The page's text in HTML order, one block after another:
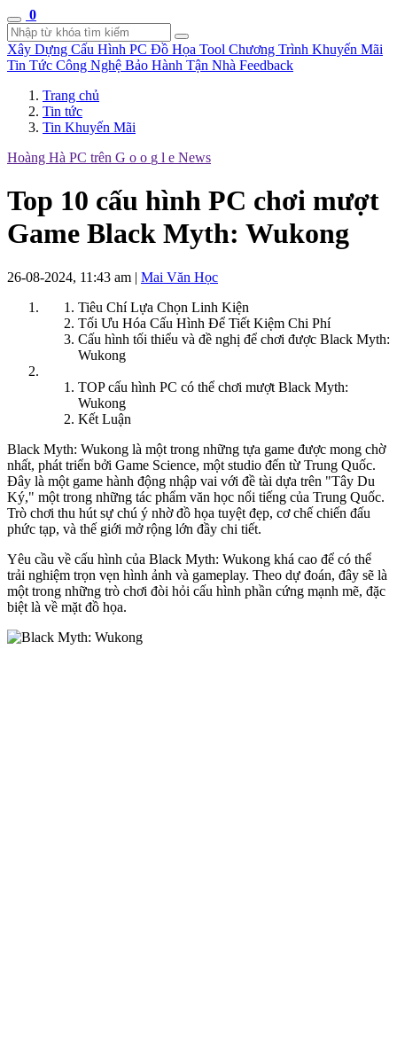
0
Xây Dựng Cấu Hình PC Đồ Họa Tool Chương Trình Khuyến Mãi
Tin Tức Công Nghệ Bảo Hành Tận Nhà Feedback
Trang chủ
Tin tức
Tin Khuyến Mãi
Hoàng Hà PC trên G o o g l e News
Top 10 cấu hình PC chơi mượt
Game Black Myth: Wukong
26-08-2024, 11:43 am | Mai Văn Học
Tiêu Chí Lựa Chọn Linh Kiện
Tối Ưu Hóa Cấu Hình Để Tiết Kiệm Chi Phí
Cấu hình tối thiểu và đề nghị để chơi được Black Myth:
Wukong
TOP cấu hình PC có thể chơi mượt Black Myth:
Wukong
Kết Luận
Black Myth: Wukong là một trong những tựa game được mong chờ
nhất, phát triển bởi Game Science, một studio đến từ Trung Quốc.
Đây là một game hành động nhập vai với đề tài dựa trên "Tây Du
Ký," một trong những tác phẩm văn học nổi tiếng của Trung Quốc.
Trò chơi thu hút sự chú ý nhờ đồ họa tuyệt đẹp, cơ chế chiến đấu
phức tạp, và thế giới mở rộng lớn đầy chi tiết.
Yêu cầu về cấu hình của Black Myth: Wukong khá cao để có thể
trải nghiệm trọn vẹn hình ảnh và gameplay. Theo dự đoán, đây sẽ là
một trong những trò chơi đòi hỏi cấu hình phần cứng mạnh mẽ, đặc
biệt là về mặt đồ họa.